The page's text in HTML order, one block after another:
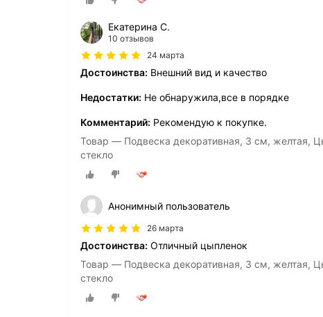
Екатерина С.
10 отзывов
24 марта
Достоинства: Внешний вид и качество
Недостатки: Не обнаружила,все в порядке
Комментарий: Рекомендую к покупке.
Товар — Подвеска декоративная, 3 см, желтая,
стекло
Анонимный пользователь
26 марта
Достоинства: Отличный цыпленок
Товар — Подвеска декоративная, 3 см, желтая,
стекло